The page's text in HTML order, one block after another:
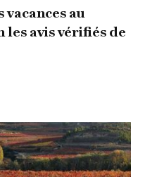
au
avis vérifiés de